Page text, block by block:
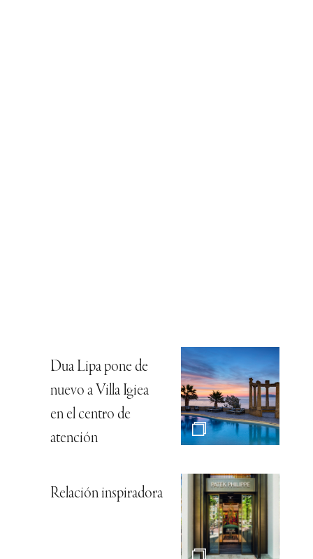
Dua Lipa pone de
nuevo a Villa Igiea
en el centro de
atención
Relación inspiradora